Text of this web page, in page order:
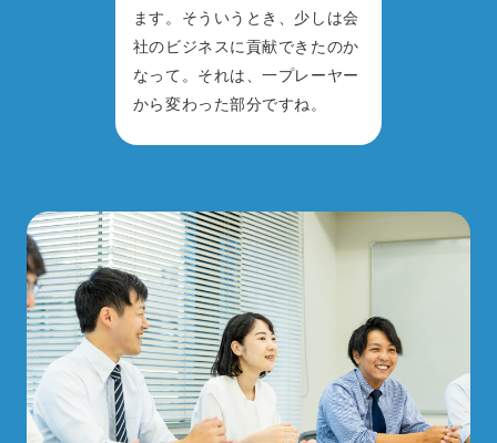
ます。そういうとき、少しは会
社のビジネスに貢献できたのか
なって。それは、一プレーヤー
から変わった部分ですね。